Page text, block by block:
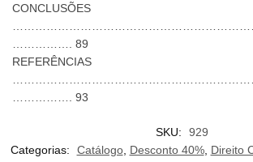
CONCLUSÕES
……………. 89
REFERÊNCIAS
……………. 93
SKU:
929
Categorias:
Catálogo, Desconto 40%, Direito